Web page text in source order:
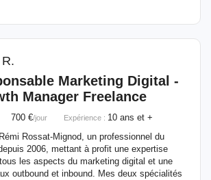
Marketing Digital -
Manager Freelance
700 €/jour Expérience : 10 ans et +
Rossat-Mignod, un professionnel du
2006, mettant à profit une expertise
les aspects du marketing digital et une
outbound et inbound. Mes deux spécialités